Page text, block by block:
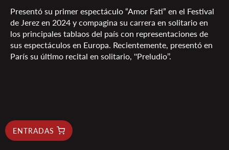
Presentó su primer espectáculo “Amor Fati” en el Festival
de Jerez en 2024 y compagina su carrera en solitario en
los principales tablaos del país con representaciones de
sus espectáculos en Europa. Recientemente, presentó en
París su último recital en solitario, ''Preludio’’.
ENTRADAS